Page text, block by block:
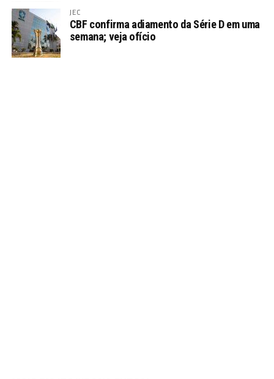
JEC
CBF confirma adiamento da Série D em uma
semana; veja ofício